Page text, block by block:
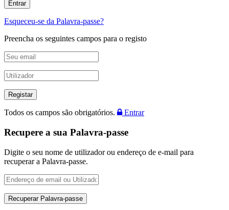
Esqueceu-se da Palavra-passe?
Preencha os seguintes campos para o registo
Todos os campos são obrigatórios. Entrar
Recupere a sua Palavra-passe
Digite o seu nome de utilizador ou endereço de e-mail para
recuperar a Palavra-passe.